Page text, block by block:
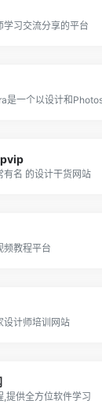
学习交流分享的平台
是一个以设计和
有名 的设计干货网站
频教程平台
设计师培训网站
,提供全方位软件学习